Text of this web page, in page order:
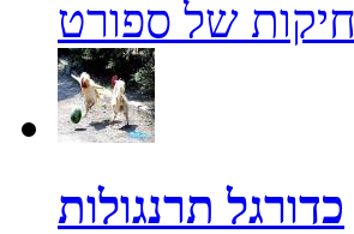
של ספורט
כדורגל תרנגולות